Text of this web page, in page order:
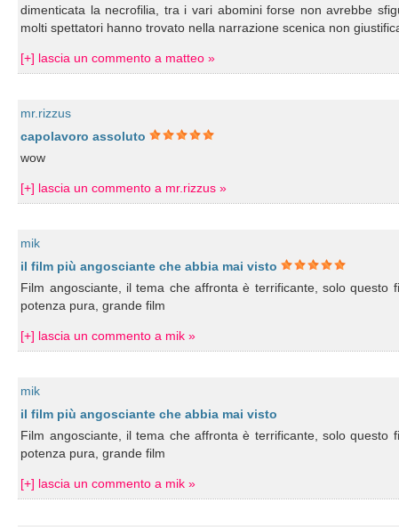
dimenticata la necrofilia, tra i vari abomini forse non avrebbe
molti spettatori hanno trovato nella narrazione scenica non
[+] lascia un commento a matteo »
mr.rizzus
capolavoro assoluto
wow
[+] lascia un commento a mr.rizzus »
mik
il film più angosciante che abbia mai visto
Film angosciante, il tema che affronta è terrificante, solo
potenza pura, grande film
[+] lascia un commento a mik »
mik
il film più angosciante che abbia mai visto
Film angosciante, il tema che affronta è terrificante, solo
potenza pura, grande film
[+] lascia un commento a mik »